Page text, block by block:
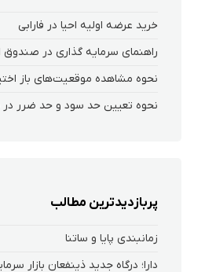
خرید عرضه اولیه احیا در فارابی
راهنمای سرمایه گذاری در
پربازدیدترین مطالب
زمانبندی پایا و ساتنا
دارا؛ درگاه جدید ذینفعان بازار